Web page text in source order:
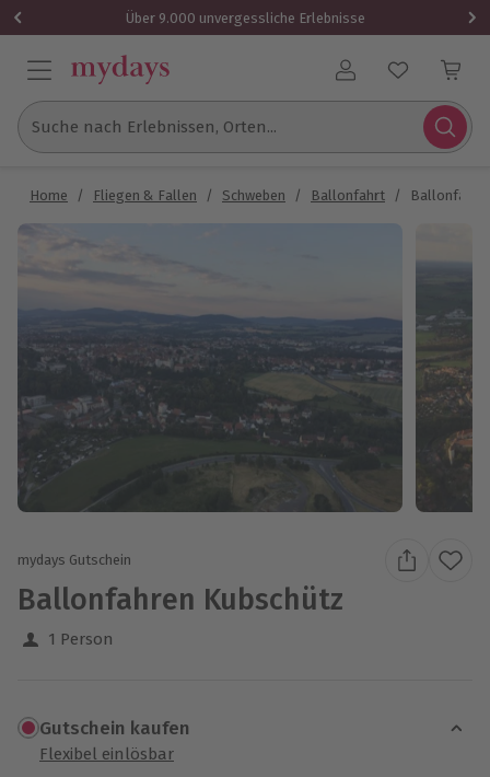
Über 9.000 unvergessliche Erlebnisse
Benutzerkonto
Suche nach Erlebnissen, Orten...
Home / Fliegen & Fallen / Schweben / Ballonfahrt /
mydays Gutschein
Ballonfahren Kubschütz
1 Person
Gutschein kaufen
Flexibel einlösbar